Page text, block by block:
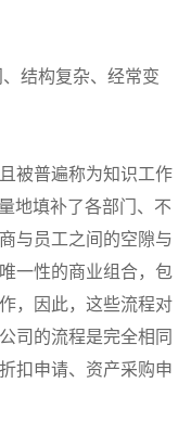
结构复杂、经常变
被普遍称为知识工作
地填补了各部门、不
与员工之间的空隙与
一性的商业组合，包
，因此，这些流程对
司的流程是完全相同
扣申请、资产采购申